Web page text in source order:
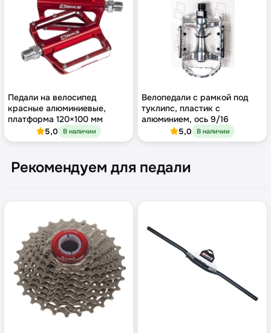
Педали на велосипед
красные алюминиевые,
платформа 120×100 мм
5,0 В наличии
Велопедали с рамкой под
туклипс, пластик с
алюминием, ось 9/16
5,0 В наличии
Рекомендуем для педали